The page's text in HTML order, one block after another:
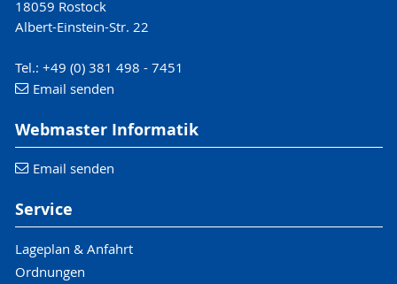
18059 Rostock
Albert-Einstein-Str. 22
Tel.: +49 (0) 381 498 - 7451
Email senden
Webmaster Informatik
Email senden
Service
Lageplan & Anfahrt
Ordnungen